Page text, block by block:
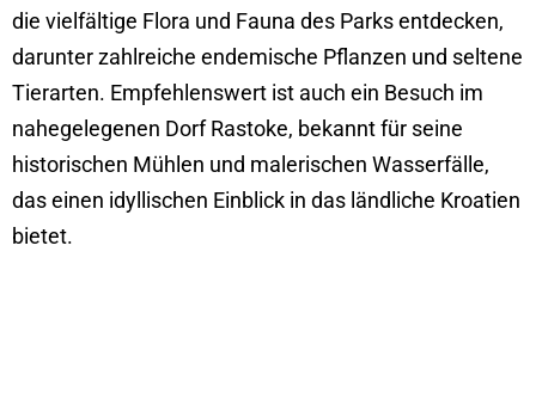
die vielfältige Flora und Fauna des Parks entdecken,
darunter zahlreiche endemische Pflanzen und seltene
Tierarten. Empfehlenswert ist auch ein Besuch im
nahegelegenen Dorf Rastoke, bekannt für seine
historischen Mühlen und malerischen Wasserfälle,
das einen idyllischen Einblick in das ländliche Kroatien
bietet.